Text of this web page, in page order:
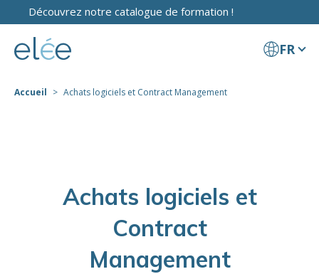
Découvrez notre catalogue de formation !
FR
Accueil Achats logiciels et Contract Management
Achats logiciels et
Contract
Management